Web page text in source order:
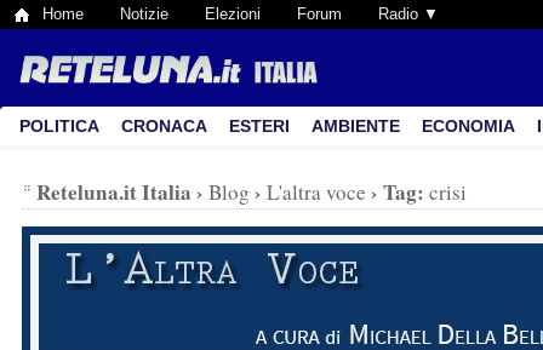
Home Notizie Elezioni Forum Radio ▼
POLITICA CRONACA ESTERI AMBIENTE ECONOMIA
Reteluna.it Italia › Blog › L'altra voce › Tag: crisi